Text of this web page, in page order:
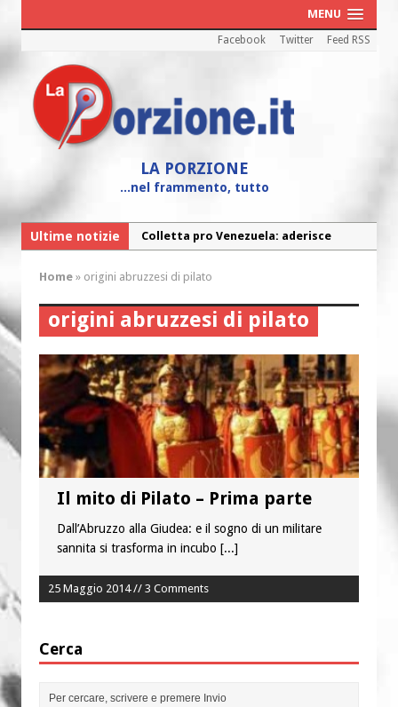
MENU
Facebook Twitter Feed RSS
LA PORZIONE
...nel frammento, tutto
Ultime notizie
Colletta pro Venezuela: aderisce
Fine vita: la Chiesa Cattolica inglese si
mobilita contro il suicidio assistito
Torna la festa della Madonnina a
Montesilvano: “Tanta la devozione”
Torna la festa di Sant’Andrea:
“Chiediamogli di legarci al bene”
“Chiediamo al Signore di capire ciò che
è buono, giusto e santo per la nostra
vita”
Home » origini abruzzesi di pilato
origini abruzzesi di pilato
Il mito di Pilato – Prima parte
Dall’Abruzzo alla Giudea: e il sogno di un militare
sannita si trasforma in incubo [...]
25 Maggio 2014 // 3 Comments
Cerca